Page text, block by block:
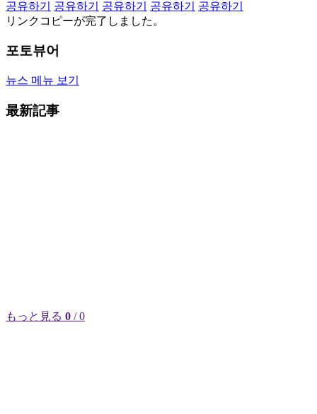
공유하기
공유하기 공유하기 공유하기
공유하기
リンクコピーが完了しました。
포토뷰어
뉴스 메뉴 보기
最新記事
もっと見る 0 / 0